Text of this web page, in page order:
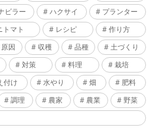
ビラー ハクサイ
プランター
トマト レシピ
作り方
原因 収穫 品種
土づくり
対策 料理
栽培
付け 水やり 畑
肥料
調理 農家 農業
野菜